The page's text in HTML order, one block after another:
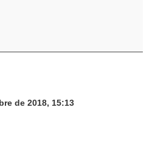
de 2018, 15:13